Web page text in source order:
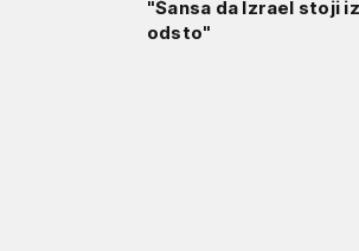
"Šansa da Izrael stoji
odsto"